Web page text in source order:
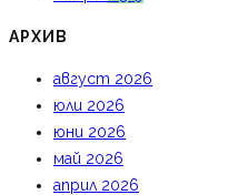
АРХИВ
август 2026
юли 2026
юни 2026
май 2026
април 2026